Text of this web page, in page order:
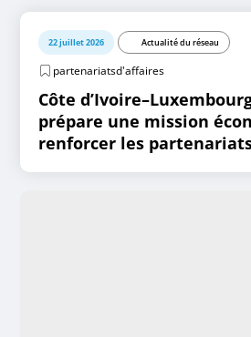
22 juillet 2026 Actualité du réseau
partenariatsd'affaires
Côte
prépare une mission
renforcer les